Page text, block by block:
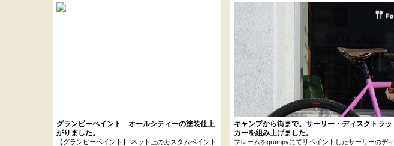
グランピーペイント オールシティーの塗装仕上
がりました。
【グランピーペイント】 ネット上のカスタムペイント
キャンプから街まで。サーリー・ディスクトラッ
カーを組み上げました。
フレームをgrumpyにてリペイントしたサーリーのディ